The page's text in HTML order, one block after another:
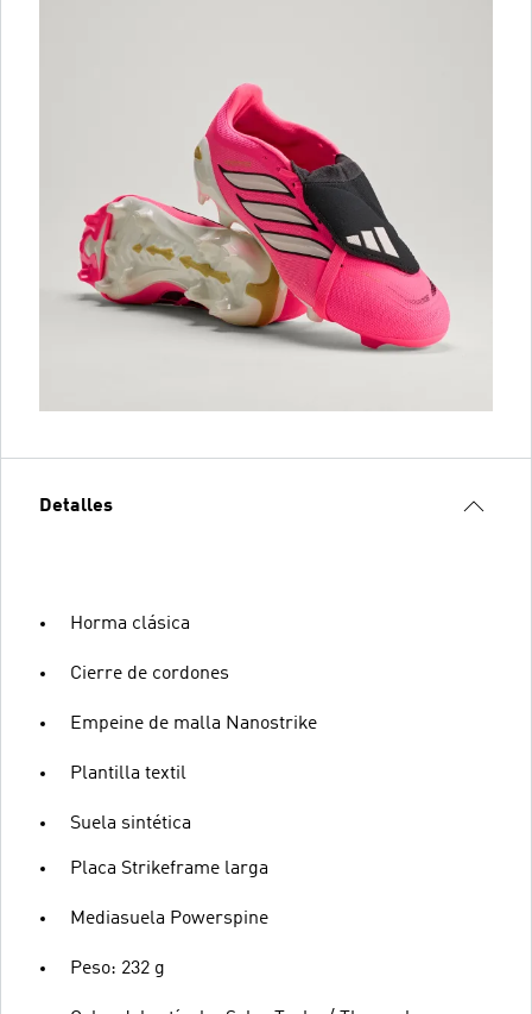
Detalles
Horma clásica
Cierre de cordones
Empeine de malla Nanostrike
Plantilla textil
Suela sintética
Placa Strikeframe larga
Mediasuela Powerspine
Peso: 232 g